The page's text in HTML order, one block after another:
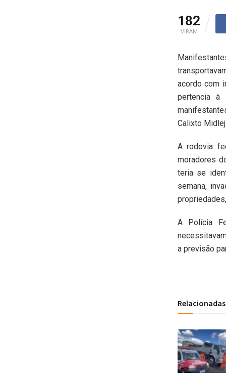
182
VIRAM
acordo com
pertencia à
Calixto
A rodovia
moradores
teria se
semana,
A Polícia
a previsão
Relacionadas